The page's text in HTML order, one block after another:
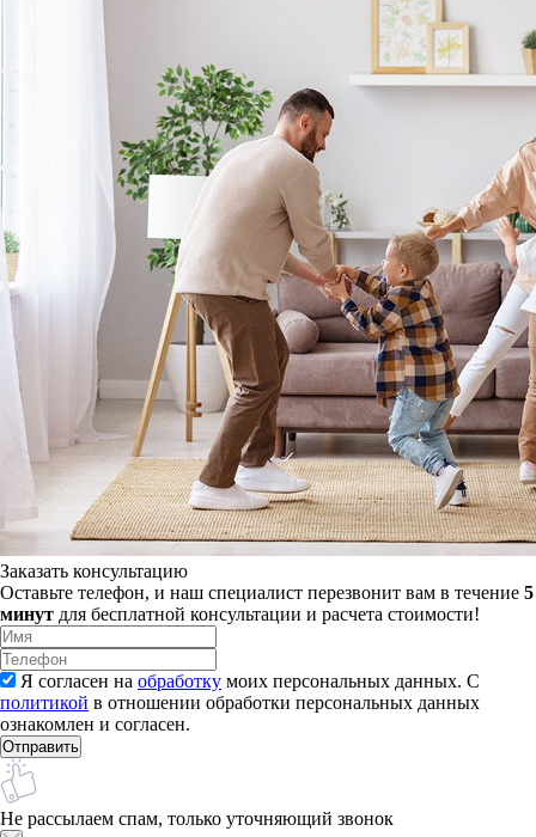
Заказать консультацию
Оставьте телефон, и наш специалист перезвонит вам в течение 5
минут для бесплатной консультации и расчета стоимости!
Я согласен на обработку моих персональных данных. С
политикой в отношении обработки персональных данных
ознакомлен и согласен.
Не рассылаем спам, только уточняющий звонок